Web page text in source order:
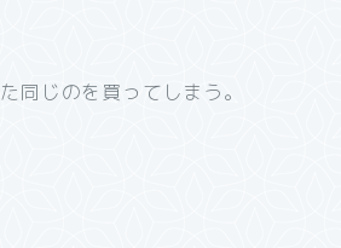
同じのを買ってしまう。